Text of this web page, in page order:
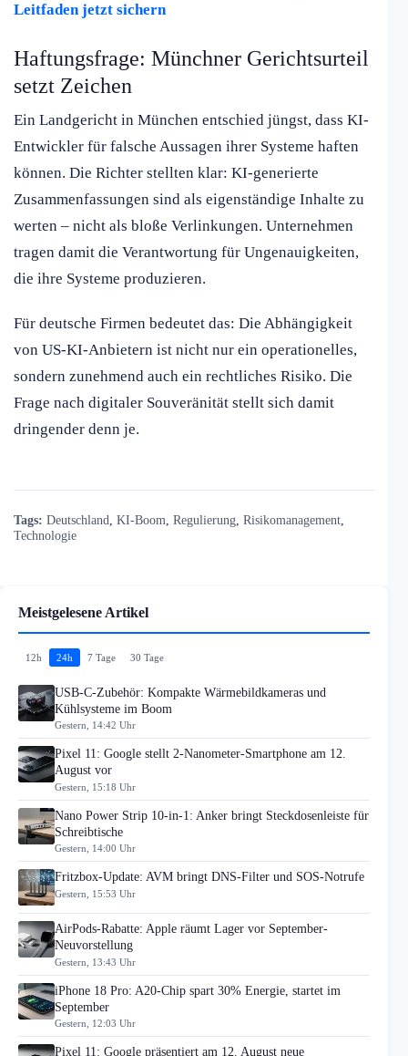
Leitfaden jetzt sichern
Haftungsfrage: Münchner Gerichtsurteil
setzt Zeichen
Ein Landgericht in München entschied jüngst, dass KI-
Entwickler für falsche Aussagen ihrer Systeme haften
können. Die Richter stellten klar: KI-generierte
Zusammenfassungen sind als eigenständige Inhalte zu
werten – nicht als bloße Verlinkungen. Unternehmen
tragen damit die Verantwortung für Ungenauigkeiten,
die ihre Systeme produzieren.
Für deutsche Firmen bedeutet das: Die Abhängigkeit
von US-KI-Anbietern ist nicht nur ein operationelles,
sondern zunehmend auch ein rechtliches Risiko. Die
Frage nach digitaler Souveränität stellt sich damit
dringender denn je.
Tags: Deutschland KI-Boom Regulierung Risikomanagement
Technologie
Meistgelesene Artikel
12h 24h 7 Tage 30 Tage
USB-C-Zubehör: Kompakte Wärmebildkameras und
Kühlsysteme im Boom
Gestern, 14:42 Uhr
Pixel 11: Google stellt 2-Nanometer-Smartphone am 12.
August vor
Gestern, 15:18 Uhr
Nano Power Strip 10-in-1: Anker bringt Steckdosenleiste für
Schreibtische
Gestern, 14:00 Uhr
Fritzbox-Update: AVM bringt DNS-Filter und SOS-Notrufe
Gestern, 15:53 Uhr
AirPods-Rabatte: Apple räumt Lager vor September-
Neuvorstellung
Gestern, 13:43 Uhr
iPhone 18 Pro: A20-Chip spart 30% Energie, startet im
September
Gestern, 12:03 Uhr
Pixel 11: Google präsentiert am 12. August neue